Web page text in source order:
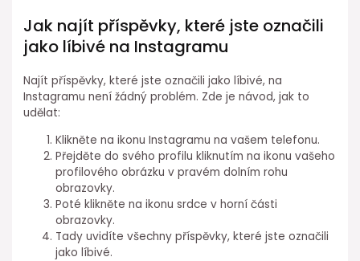
Jak najít příspěvky, které jste označili
jako líbivé na Instagramu
Najít příspěvky, které jste označili jako líbivé, na
Instagramu není žádný problém. Zde je návod, jak to
udělat:
Klikněte na ikonu Instagramu na vašem telefonu.
Přejděte do svého profilu kliknutím na ikonu vašeho
profilového obrázku v pravém dolním rohu
obrazovky.
Poté klikněte na ikonu srdce v horní části
obrazovky.
Tady uvidíte všechny příspěvky, které jste označili
jako líbivé.